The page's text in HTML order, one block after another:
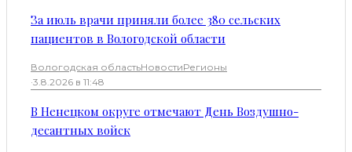
За июль врачи приняли более 380 сельских
пациентов в Вологодской области
Вологодская областьНовостиРегионы
·3.8.2026 в 11:48
В Ненецком округе отмечают День Воздушно-
десантных войск